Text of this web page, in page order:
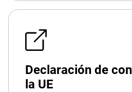
Declaración de
la UE